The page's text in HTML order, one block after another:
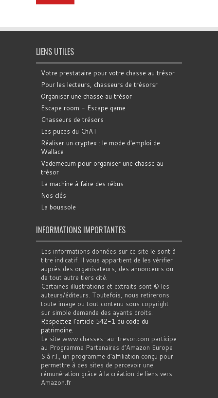
LIENS UTILES
Votre prestataire pour votre chasse au trésor
Pour les lecteurs, chasseurs de trésorsr
Organiser une chasse au trésor
Escape room - Escape game
Chasseurs de trésors
Les puces du ChAT
Réaliser un cryptex : le mode d'emploi de
Wallace
Vademecum pour organiser une chasse au
trésor
La machine à faire des rébus
Nos clés
La boussole
INFORMATIONS IMPORTANTES
Les informations données sur ce site le sont à
titre indicatif. Il vous appartient de les vérifier
auprès des organisateurs, des annonceurs ou
de tout autre tiers cité.
Certaines illustrations et extraits sont © les
auteurs/éditeurs. Toutefois, nous retirerons
toute image ou tout contenu sous copyright
sur simple demande des ayants droits.
Respectez l'article 542-1 du code du
patrimoine.
Le site www.chasses-au-tresor.com participe
au Programme Partenaires d’Amazon Europe
S.à r.l., un programme d’affiliation conçu pour
permettre à des sites de percevoir une
rémunération grâce à la création de liens vers
Amazon.fr